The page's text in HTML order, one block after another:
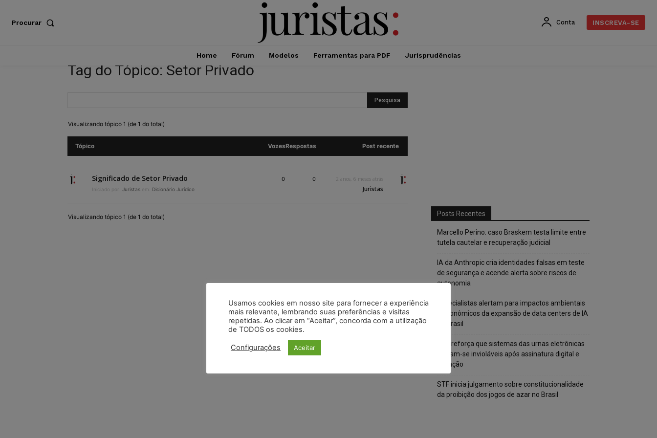
Procurar Conta INSCREVA-SE
Home Fórum Modelos Ferramentas para PDF Jurisprudências
Tag do Tópico: Setor Privado
Visualizando tópico 1 (de 1 do total)
Tópico VozesRespostas Post recente
Significado de Setor Privado
Iniciado por: Juristas em: Dicionário Jurídico
0 0 2 anos, 6 meses atrás
Juristas
Visualizando tópico 1 (de 1 do total) Posts Recentes
Marcello Perino: caso Braskem testa limite entre
tutela cautelar e recuperação judicial
IA da Anthropic cria identidades falsas em teste
de segurança e acende alerta sobre riscos de
autonomia
Especialistas alertam para impactos ambientais
e econômicos da expansão de data centers de IA
no Brasil
TSE reforça que sistemas das urnas eletrônicas
tornam-se invioláveis após assinatura digital e
lacração
STF inicia julgamento sobre constitucionalidade
da proibição dos jogos de azar no Brasil
Usamos cookies em nosso site para fornecer a experiência
mais relevante, lembrando suas preferências e visitas
repetidas. Ao clicar em “Aceitar”, concorda com a utilização
de TODOS os cookies.
Configurações Aceitar